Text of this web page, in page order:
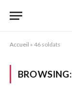
Accueil » 46 soldats
BROWSING: